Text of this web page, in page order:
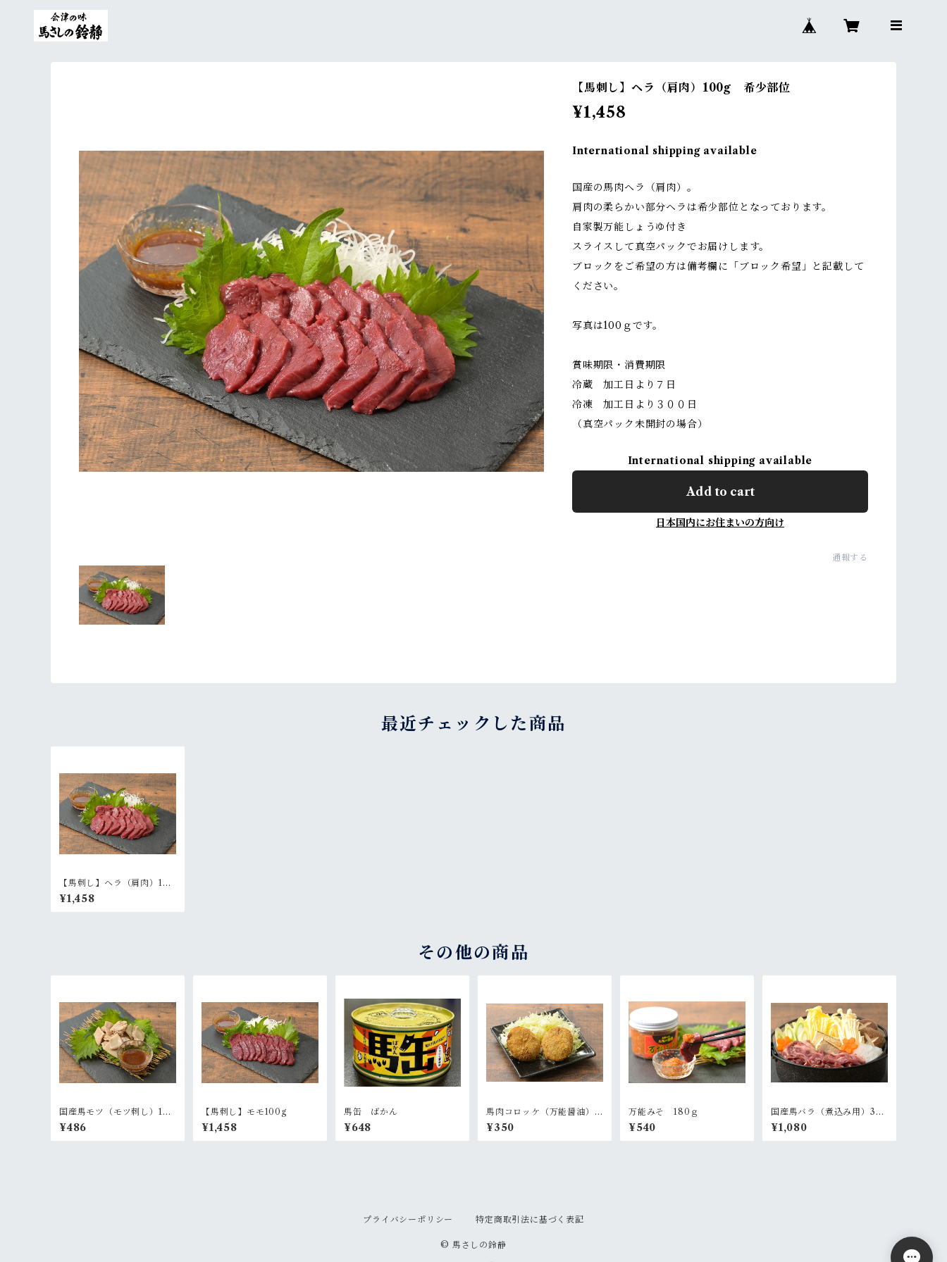
【馬刺し】ヘラ（肩肉）100g 希少部位
¥1,458
International shipping available
国産の馬肉ヘラ（肩肉）。
肩肉の柔らかい部分ヘラは希少部位となっております。
自家製万能しょうゆ付き
スライスして真空パックでお届けします。
ブロックをご希望の方は備考欄に「ブロック希望」と記載して
ください。
写真は100ｇです。
賞味期限・消費期限
冷蔵 加工日より７日
冷凍 加工日より３００日
（真空パック未開封の場合）
International shipping available
Add to cart
日本国内にお住まいの方向け
通報する
最近チェックした商品
【馬刺し】ヘラ（肩肉）100
g 希少部位
¥1,458
その他の商品
国産馬モツ（モツ刺し）100
ｇ
¥486
【馬刺し】モモ100g
¥1,458
馬缶 ばかん
¥648
馬肉コロッケ（万能醤油）
４個入
¥350
万能みそ 180ｇ
¥540
国産馬バラ（煮込み用）30
0ｇ
¥1,080
プライバシーポリシー 特定商取引法に基づく表記
© 馬さしの鈴静